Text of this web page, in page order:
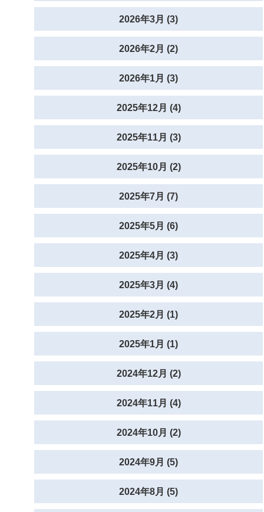
2026年3月 (3)
2026年2月 (2)
2026年1月 (3)
2025年12月 (4)
2025年11月 (3)
2025年10月 (2)
2025年7月 (7)
2025年5月 (6)
2025年4月 (3)
2025年3月 (4)
2025年2月 (1)
2025年1月 (1)
2024年12月 (2)
2024年11月 (4)
2024年10月 (2)
2024年9月 (5)
2024年8月 (5)